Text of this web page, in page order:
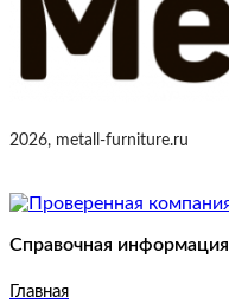
2026, metall-furniture.ru
Справочная информация
Главная